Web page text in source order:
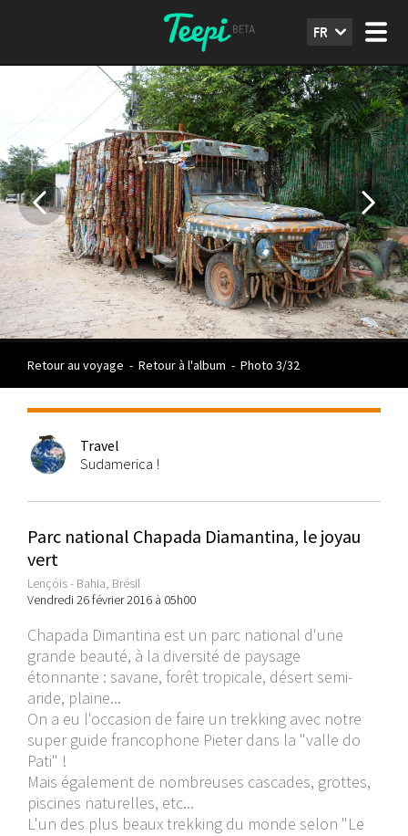
FR
Retour au voyage - Retour à l'album - Photo 3/32
Travel
Sudamerica !
Parc national Chapada Diamantina, le joyau
vert
Lençóis - Bahia, Brésil
Vendredi 26 février 2016 à 05h00
Chapada Dimantina est un parc national d'une
grande beauté, à la diversité de paysage
étonnante : savane, forêt tropicale, désert semi-
aride, plaine...
On a eu l'occasion de faire un trekking avec notre
super guide francophone Pieter dans la "valle do
Pati" !
Mais également de nombreuses cascades, grottes,
piscines naturelles, etc...
L'un des plus beaux trekking du monde selon "Le